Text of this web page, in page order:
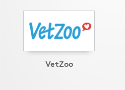
VetZoo